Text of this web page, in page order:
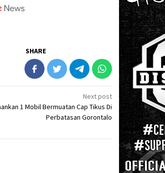
SHARE
Next post
1 Mobil Bermuatan Cap Tikus Di
Perbatasan Gorontalo